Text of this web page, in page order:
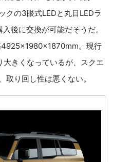
クの3眼式LEDと丸目LEDラ
後に交換が可能だそうだ。
。現行
きくなっているが、スクエ
取り回し性は悪くない。